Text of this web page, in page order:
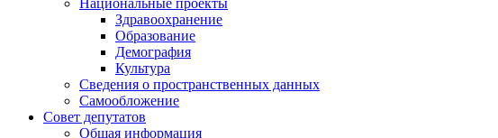
Здравоохранение
Образование
Демография
Культура
Сведения о пространственных данных
Самообложение
Совет депутатов
Общая информация